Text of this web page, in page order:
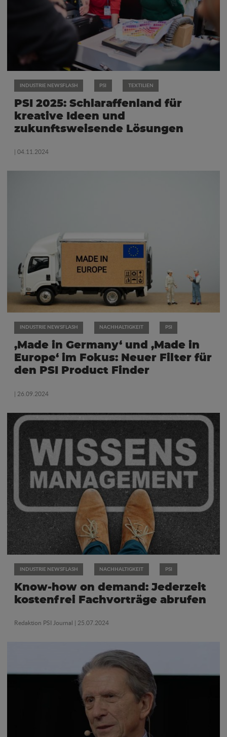
INDUSTRIE NEWSFLASH PSI TEXTILIEN
PSI 2025: Schlaraffenland für
kreative Ideen und
zukunftsweisende Lösungen
| 04.11.2024
INDUSTRIE NEWSFLASH NACHHALTIGKEIT PSI
‚Made in Germany‘ und ‚Made in
Europe‘ im Fokus: Neuer Filter für
den PSI Product Finder
| 26.09.2024
INDUSTRIE NEWSFLASH NACHHALTIGKEIT PSI
Know-how on demand: Jederzeit
kostenfrei Fachvorträge abrufen
Redaktion PSI Journal | 25.07.2024